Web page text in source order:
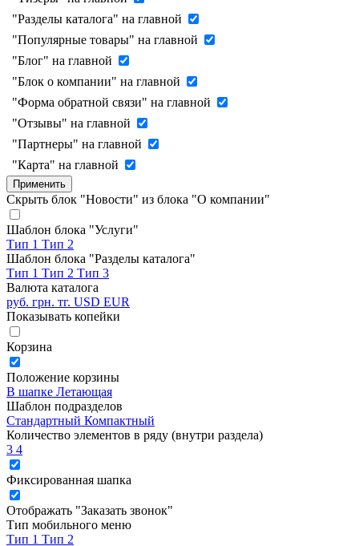
"Разделы каталога" на главной
"Популярные товары" на главной
"Блог" на главной
"Блок о компании" на главной
"Форма обратной связи" на главной
"Отзывы" на главной
"Партнеры" на главной
"Карта" на главной
Применить
Скрыть блок "Новости" из блока "О компании"
Шаблон блока "Услуги"
Тип 1 Тип 2
Шаблон блока "Разделы каталога"
Тип 1 Тип 2 Тип 3
Валюта каталога
руб. грн. тг. USD EUR
Показывать копейки
Корзина
Положение корзины
В шапке Летающая
Шаблон подразделов
Стандартный Компактный
Количество элементов в ряду (внутри раздела)
3 4
Фиксированная шапка
Отображать "Заказать звонок"
Тип мобильного меню
Тип 1 Тип 2